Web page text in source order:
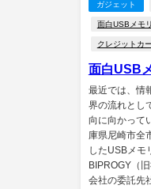
ガジェット
面白USBメモ
クレジットカ
面白USB
最近では、情
界の流れとし
向に向かって
庫県尼崎市全
したUSBメモ
BIPROGY（
会社の委託先